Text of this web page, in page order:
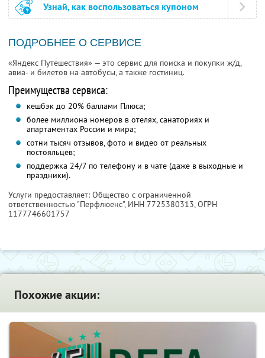
Узнай, как воспользоваться купоном
ПОДРОБНЕЕ О СЕРВИСЕ
«Яндекс Путешествия» — это сервис для поиска и покупки ж/д,
авиа- и билетов на автобусы, а также гостиниц.
Преимущества сервиса:
кешбэк до 20% баллами Плюса;
более миллиона номеров в отелях, санаториях и
апартаментах России и мира;
сотни тысяч отзывов, фото и видео от реальных
постояльцев;
поддержка 24/7 по телефону и в чате (даже в выходные и
праздники).
Услуги предоставляет: Общество с ограниченной
ответственностью "Перфлюенс", ИНН 7725380313, ОГРН
1177746601757
Похожие акции: